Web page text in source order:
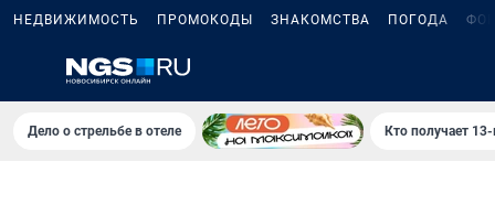
НЕДВИЖИМОСТЬ ПРОМОКОДЫ ЗНАКОМСТВА ПОГОДА
Дело о стрельбе в отеле Кто получает